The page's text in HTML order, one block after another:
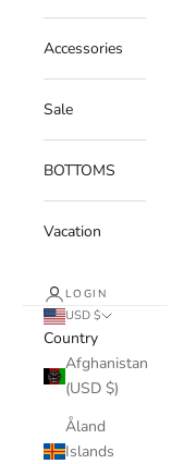
Accessories
Sale
BOTTOMS
Vacation
LOGIN
USD $
Country
Afghanistan
(USD $)
Åland
Islands